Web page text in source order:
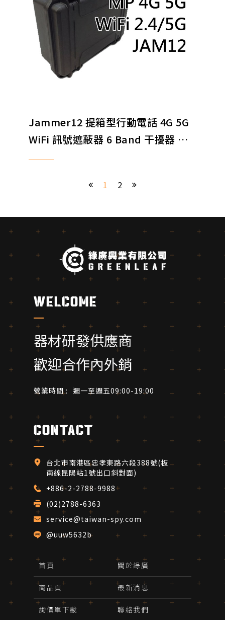
Jammer12 提箱型行動電話 4G 5G
WiFi 訊號遮蔽器 6 Band 干擾器 阻
斷器 遙控炸彈訊號遮蔽器 EXPORT
1 2
welcome
器材研發供應商
歡迎合作內外銷
營業時間 : 週一至週五09:00-19:00
contact
台北市南港區忠孝東路六段388號(板
南線昆陽站1號出口斜對面)
+886-2-2788-9988
(02)2788-6363
service@taiwan-spy.com
@uuw5632b
首頁 關於綠廣
商品頁 最新消息
詢價單下載 聯絡我們